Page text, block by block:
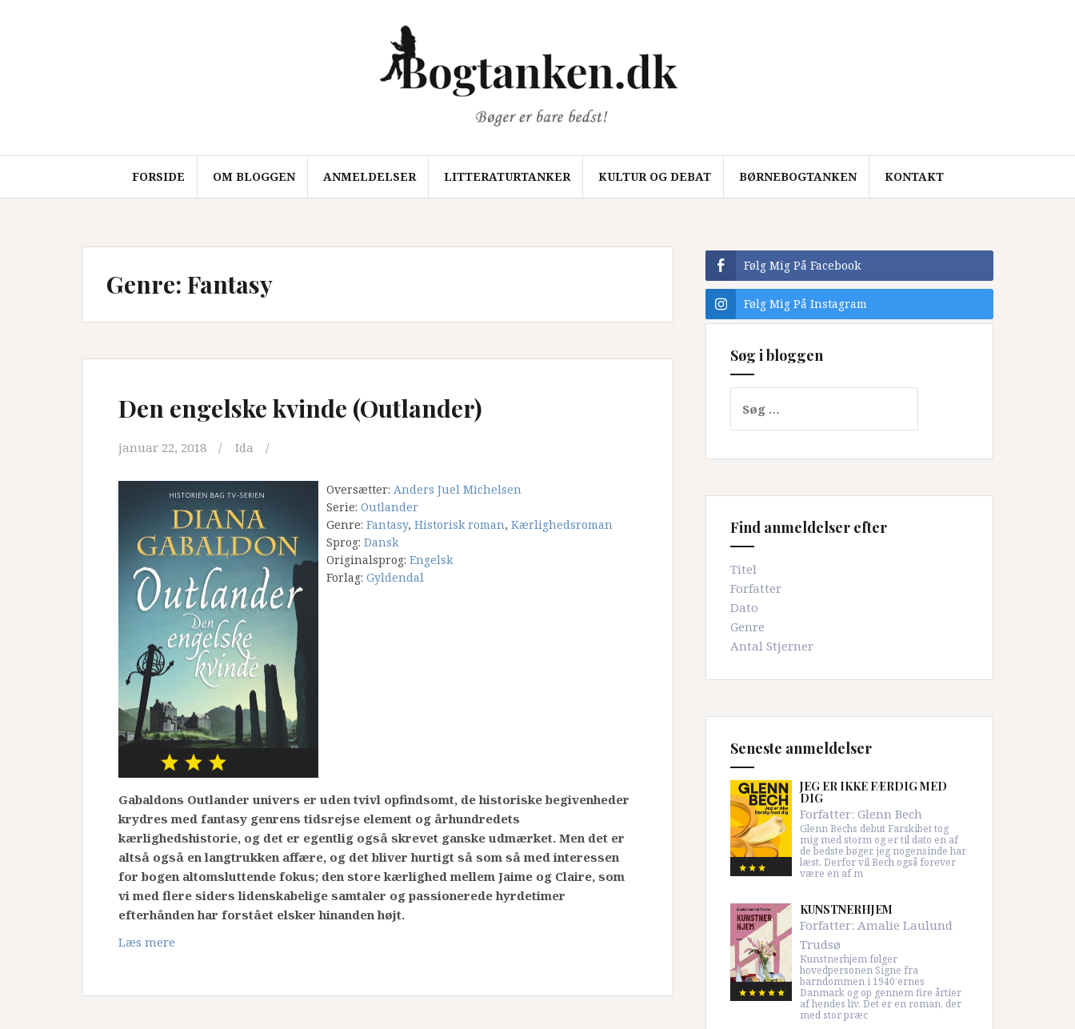
FORSIDE OM BLOGGEN ANMELDELSER LITTERATURTANKER KULTUR OG DEBAT BØRNEBOGTANKEN KONTAKT
Genre: Fantasy
Den engelske kvinde (Outlander)
januar 22, 2018 Ida
Oversætter: Anders Juel Michelsen
Serie: Outlander
Genre: Fantasy, Historisk roman, Kærlighedsroman
Sprog: Dansk
Originalsprog: Engelsk
Forlag: Gyldendal
Gabaldons Outlander univers er uden tvivl opfindsomt, de historiske begivenheder
krydres med fantasy genrens tidsrejse element og århundredets
kærlighedshistorie, og det er egentlig også skrevet ganske udmærket. Men det er
altså også en langtrukken affære, og det bliver hurtigt så som så med interessen
for bogen altomsluttende fokus; den store kærlighed mellem Jaime og Claire, som
vi med flere siders lidenskabelige samtaler og passionerede hyrdetimer
efterhånden har forstået elsker hinanden højt.
Læs mere
Følg Mig På Facebook
Følg Mig På Instagram
Søg i bloggen
efter:
Find anmeldelser efter
Titel
Forfatter
Dato
Genre
Antal Stjerner
Seneste anmeldelser
JEG ER IKKE FÆRDIG MED
DIG
Forfatter: Glenn Bech
Glenn Bechs debut Farskibet tog
mig med storm og er til dato en af
de bedste bøger, jeg nogensinde har
læst. Derfor vil Bech også forever
være en af m
KUNSTNERHJEM
Forfatter: Amalie Laulund
Trudsø
Kunstnerhjem følger
hovedpersonen Signe fra
barndommen i 1940’ernes
Danmark og op gennem fire årtier
af hendes liv. Det er en roman, der
med stor præc